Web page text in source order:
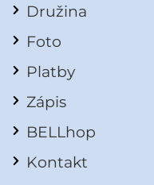
Družina
Foto
Platby
Zápis
BELLhop
Kontakt